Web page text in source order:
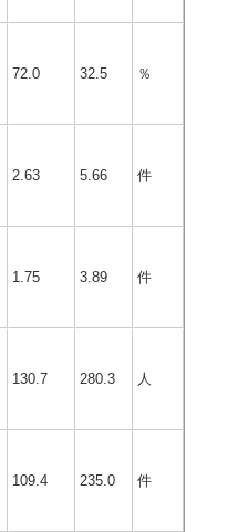
72.0 32.5 ％
2.63 5.66 件
1.75 3.89 件
130.7 280.3 人
109.4 235.0 件